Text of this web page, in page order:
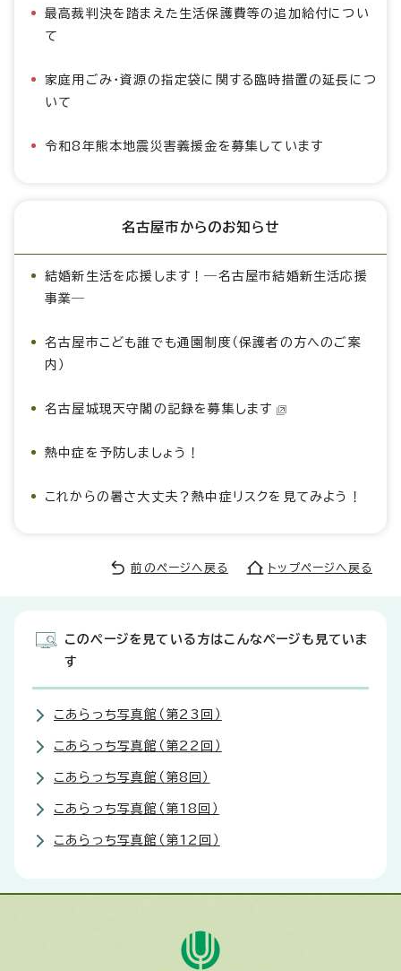
最高裁判決を踏まえた生活保護費等の追加給付につい
て
家庭用ごみ・資源の指定袋に関する臨時措置の延長につ
いて
令和8年熊本地震災害義援金を募集しています
名古屋市からのお知らせ
結婚新生活を応援します！―名古屋市結婚新生活応援
事業―
名古屋市こども誰でも通園制度（保護者の方へのご案
内）
名古屋城現天守閣の記録を募集します
熱中症を予防しましょう！
これからの暑さ大丈夫？熱中症リスクを見てみよう！
前のページへ戻る トップページへ戻る
このページを見ている方はこんなページも見ていま
す
こあらっち写真館（第23回）
こあらっち写真館（第22回）
こあらっち写真館（第8回）
こあらっち写真館（第18回）
こあらっち写真館（第12回）